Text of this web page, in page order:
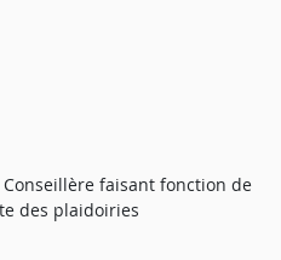
Conseillère faisant fonction de
des plaidoiries